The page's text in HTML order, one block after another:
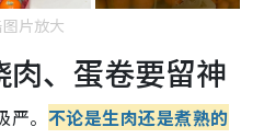
片放大
、蛋卷要留神
。 不论是生肉还是煮熟的